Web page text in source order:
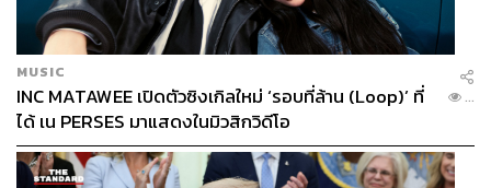
MUSIC
INC MATAWEE เปิดตัวซิงเกิลใหม่ ‘รอบที่ล้าน (Loop)’ ที่
ได้ เน PERSES มาแสดงในมิวสิกวิดีโอ
...